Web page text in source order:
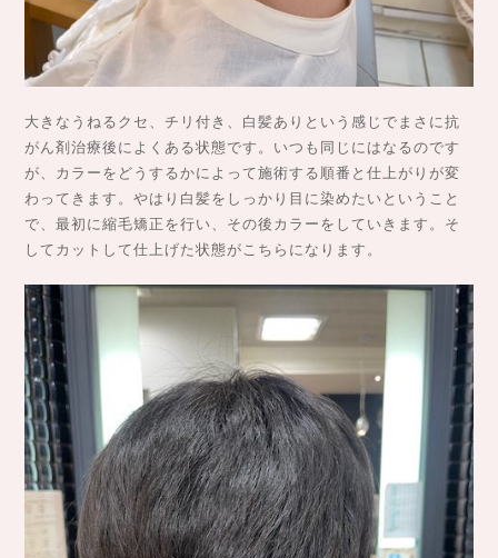
大きなうねるクセ、チリ付き、白髪ありという感じでまさに抗
がん剤治療後によくある状態です。いつも同じにはなるのです
が、カラーをどうするかによって施術する順番と仕上がりが変
わってきます。やはり白髪をしっかり目に染めたいということ
で、最初に縮毛矯正を行い、その後カラーをしていきます。そ
してカットして仕上げた状態がこちらになります。